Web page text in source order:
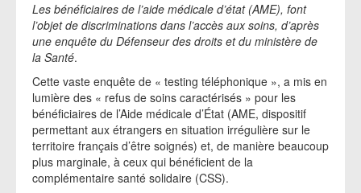
Les bénéficiaires de l’aide médicale d’état (AME), font
l’objet de discriminations dans l’accès aux soins, d’après
une enquête du Défenseur des droits et du ministère de
la Santé.
Cette vaste enquête de « testing téléphonique », a mis en
lumière des « refus de soins caractérisés » pour les
bénéficiaires de l’Aide médicale d’État (AME, dispositif
permettant aux étrangers en situation irrégulière sur le
territoire français d’être soignés) et, de manière beaucoup
plus marginale, à ceux qui bénéficient de la
complémentaire santé solidaire (CSS).